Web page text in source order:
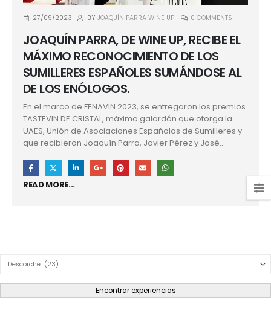
27/09/2023 BY JOAQUÍN PARRA WINE UP! 0 COMMENTS
JOAQUÍN PARRA, DE WINE UP, RECIBE EL
MÁXIMO RECONOCIMIENTO DE LOS
SUMILLERES ESPAÑOLES SUMÁNDOSE AL
DE LOS ENÓLOGOS.
En el marco de FENAVIN 2023, se entregaron los premios
TASTEVIN DE CRISTAL, máximo galardón que otorga la
UAES, Unión de Asociaciones Españolas de Sumilleres y
que recibieron Joaquín Parra, Javier Pérez y José...
READ MORE...
Product Category Dropdown
Encontrar experiencias